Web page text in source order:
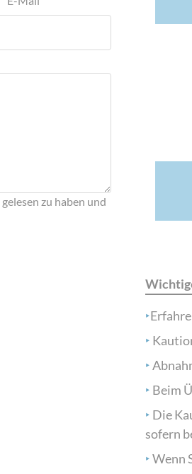
gelesen zu haben und
‣
‣
‣
‣ Beim
‣ Die
sofern
‣Wenn